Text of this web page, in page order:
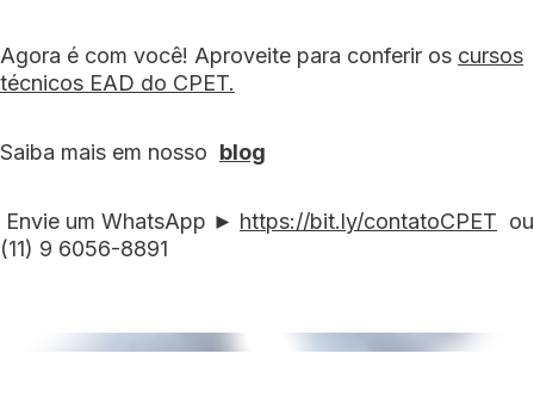
Agora é com você! Aproveite para conferir os cursos
técnicos EAD do CPET.
Saiba mais em nosso blog
Envie um WhatsApp ► https://bit.ly/contatoCPET ou
(11) 9 6056-8891